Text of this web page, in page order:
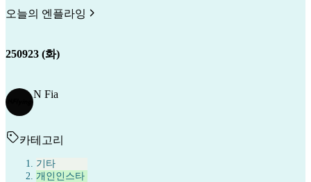
오늘의 엔플라잉
250923 (화)
N Fia
카테고리
기타
개인인스타